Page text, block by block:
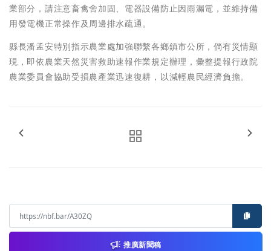
業部分，請注意畜禽舍加固、電器設備防止因雨漏電，並維持備
用發電機正常操作及周邊排水疏通。
縣長潘孟安特別指示農業處加強聯繫各鄉鎮市公所，倘有災情顯
現，即依農業天然災害救助速報作業規定辦理，彙整提報行政院
農業委員會協助受損農產業迅速復耕，以減輕農民經濟負擔。
推廣新聞稿